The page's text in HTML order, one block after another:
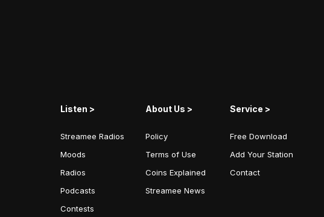
Listen >
Streamee Radios
Moods
Radios
Podcasts
Contests
About Us >
Policy
Terms of Use
Coins Explained
Streamee News
Service >
Free Download
Add Your Station
Contact